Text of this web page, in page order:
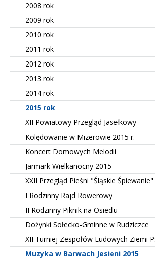
2008 rok
2009 rok
2010 rok
2011 rok
2012 rok
2013 rok
2014 rok
2015 rok
XII Powiatowy Przegląd Jasełkowy
Kolędowanie w Mizerowie 2015 r.
Koncert Domowych Melodii
Jarmark Wielkanocny 2015
XXII Przegląd Pieśni "Śląskie Śpiewanie"
I Rodzinny Rajd Rowerowy
II Rodzinny Piknik na Osiedlu
Dożynki Sołecko-Gminne w Rudziczce
XII Turniej Zespołów Ludowych Ziemi
Muzyka w Barwach Jesieni 2015